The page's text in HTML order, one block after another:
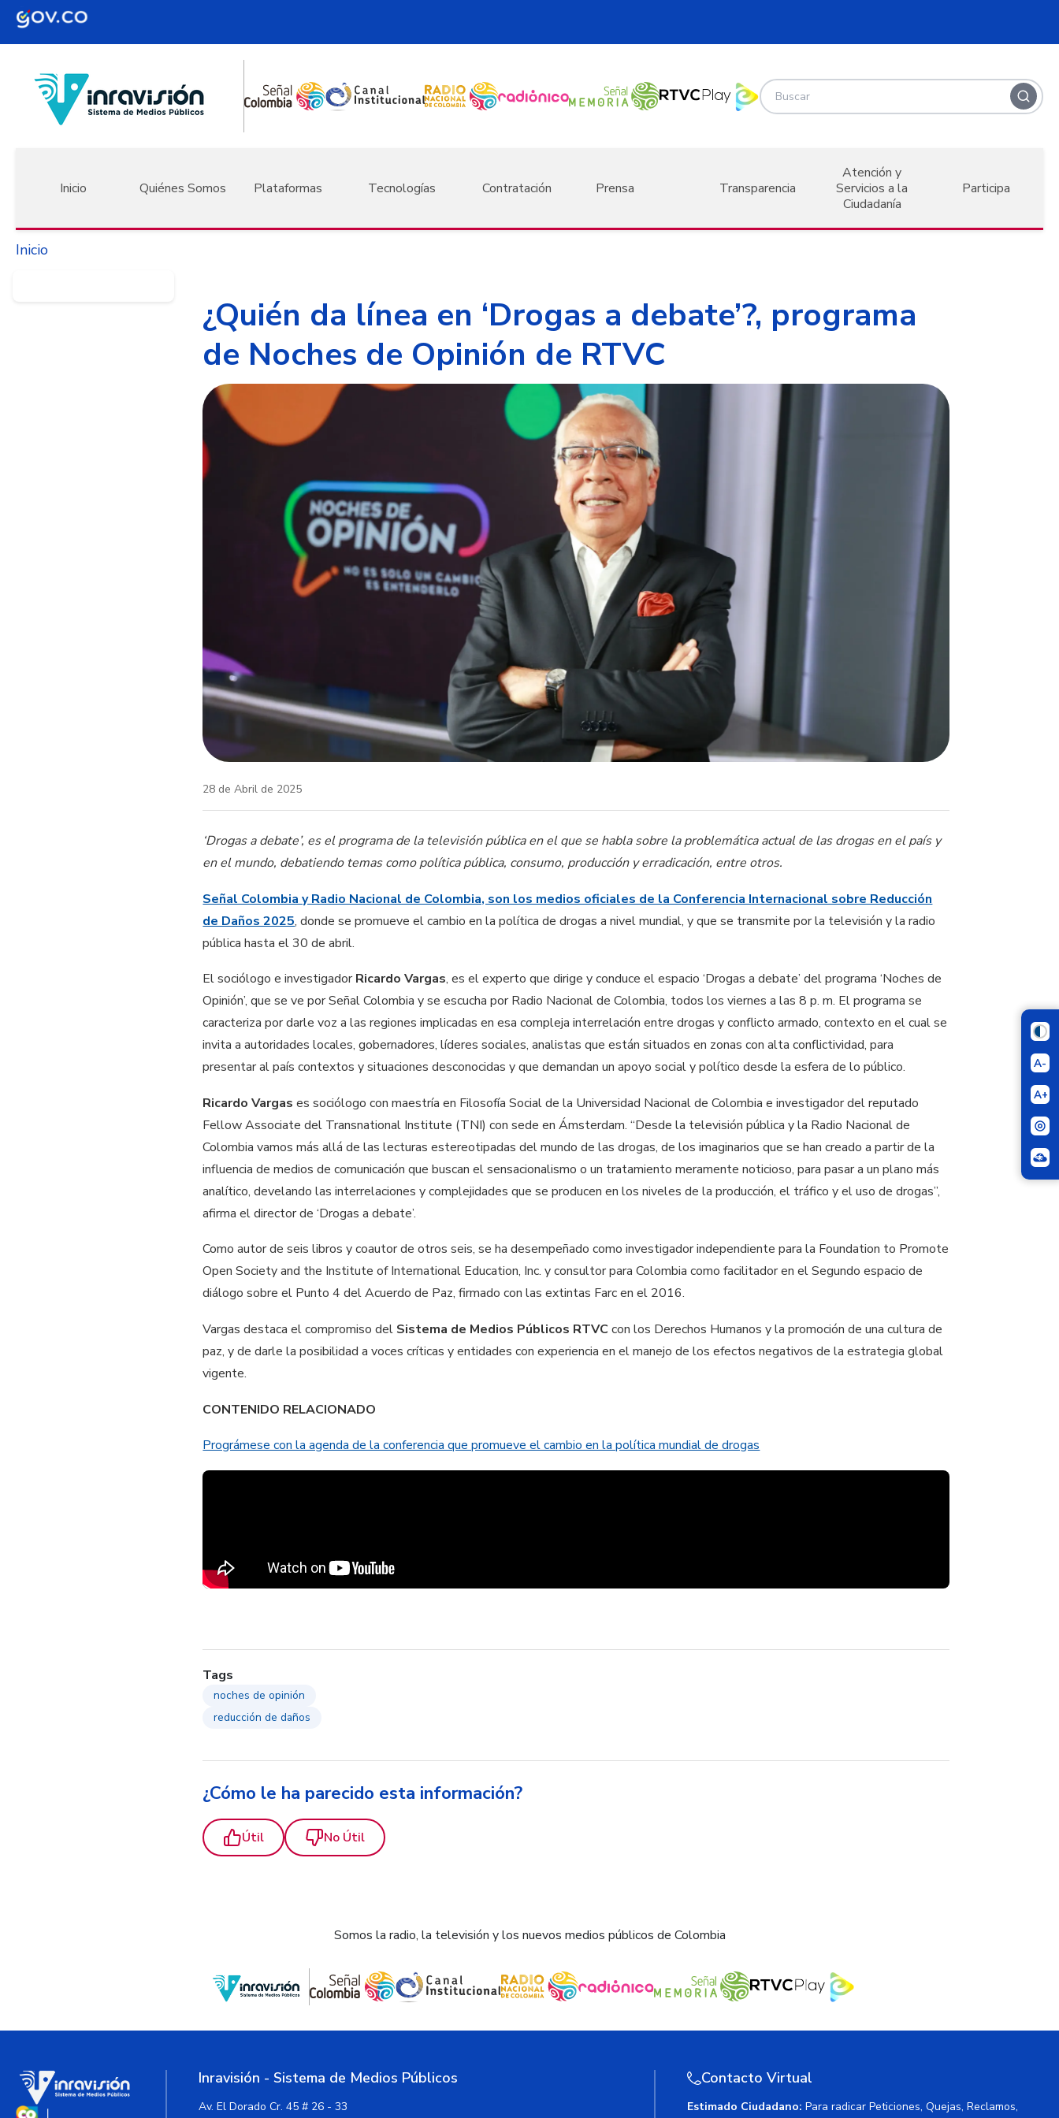
Pasar al contenido principal
Inicio Quiénes Somos Plataformas Tecnologías Contratación Prensa Transparencia
Atención y
Servicios a la
Ciudadanía
Participa
A-
A+
Inicio
¿Quién da línea en ‘Drogas a debate’?, programa
de Noches de Opinión de RTVC
28 de Abril de 2025
‘Drogas a debate’, es el programa de la televisión pública en el que se habla sobre la problemática actual de las drogas en el país y
en el mundo, debatiendo temas como política pública, consumo, producción y erradicación, entre otros.
Señal Colombia y Radio Nacional de Colombia, son los medios oficiales de la Conferencia Internacional sobre Reducción
de Daños 2025, donde se promueve el cambio en la política de drogas a nivel mundial, y que se transmite por la televisión y la radio
pública hasta el 30 de abril.
El sociólogo e investigadorRicardo Vargas, es el experto que dirige y conduce el espacio ‘Drogas a debate’ del programa ‘Noches de
Opinión’, que se ve por Señal Colombia y se escucha por Radio Nacional de Colombia, todos los viernes a las 8 p. m. El programa se
caracteriza por darle voz a las regiones implicadas en esa compleja interrelación entre drogas y conflicto armado, contexto en el cual se
invita a autoridades locales, gobernadores, líderes sociales, analistas que están situados en zonas con alta conflictividad, para
presentar al país contextos y situaciones desconocidas y que demandan un apoyo social y político desde la esfera de lo público.
Ricardo Vargas es sociólogo con maestría en Filosofía Social de la Universidad Nacional de Colombia e investigador del reputado
Fellow Associate del Transnational Institute (TNI) con sede en Ámsterdam. “Desde la televisión pública y la Radio Nacional de
Colombia vamos más allá de las lecturas estereotipadas del mundo de las drogas, de los imaginarios que se han creado a partir de la
influencia de medios de comunicación que buscan el sensacionalismo o un tratamiento meramente noticioso, para pasar a un plano más
analítico, develando las interrelaciones y complejidades que se producen en los niveles de la producción, el tráfico y el uso de drogas”,
afirma el director de ‘Drogas a debate’.
Como autor de seis libros y coautor de otros seis, se ha desempeñado como investigador independiente para la Foundation to Promote
Open Society and the Institute of International Education, Inc. y consultor para Colombia como facilitador en el Segundo espacio de
diálogo sobre el Punto 4 del Acuerdo de Paz, firmado con las extintas Farc en el 2016.
Vargas destaca el compromiso del Sistema de Medios Públicos RTVCcon los Derechos Humanos y la promoción de una cultura de
paz, y de darle la posibilidad a voces críticas y entidades con experiencia en el manejo de los efectos negativos de la estrategia global
vigente.
CONTENIDO RELACIONADO
Prográmese con la agenda de la conferencia que promueve el cambio en la política mundial de drogas
Tags
noches de opinión
reducción de daños
¿Cómo le ha parecido esta información?
Útil No Útil
Somos la radio, la televisión y los nuevos medios públicos de Colombia
Inravisión - Sistema de Medios Públicos
Av. El Dorado Cr. 45 # 26 - 33
Contacto Virtual
Estimado Ciudadano: Para radicar Peticiones, Quejas, Reclamos,